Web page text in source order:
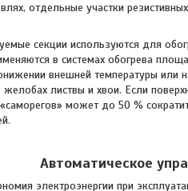
отдельные участки
секции используются для
в системах обогрева
внешней температуры или
желобах листвы и хвои. Если
может до 50 %
Автоматическое
электроэнергии при